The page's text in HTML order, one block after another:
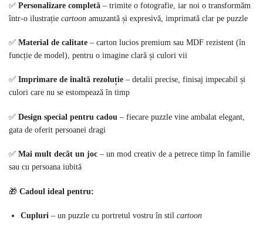
✅ Personalizare completă – trimite o fotografie, iar noi o transformăm
într-o ilustrație cartoon amuzantă și expresivă, imprimată clar pe puzzle
✅ Material de calitate – carton lucios premium sau MDF rezistent (în
funcție de model), pentru o imagine clară și culori vii
✅ Imprimare de înaltă rezoluție – detalii precise, finisaj impecabil și
culori care nu se estompează în timp
✅ Design special pentru cadou – fiecare puzzle vine ambalat elegant,
gata de oferit persoanei dragi
✅ Mai mult decât un joc – un mod creativ de a petrece timp în familie
sau cu persoana iubită
🎁 Cadoul ideal pentru:
Cupluri – un puzzle cu portretul vostru în stil cartoon